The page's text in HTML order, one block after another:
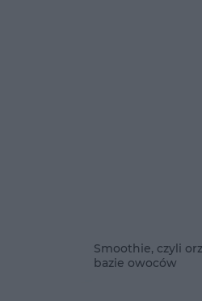
Smoothie, czyli
bazie owoców